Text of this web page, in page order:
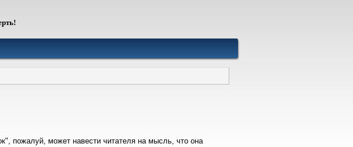
пожалуй, может навести читателя на мысль, что она